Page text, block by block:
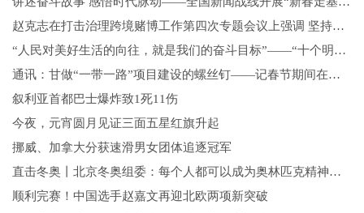
赵克志在打击治理跨境赌博工作第四次专题会议上强调 坚持重拳出击 注重标本兼治 不断将打击治理跨境赌博工作向纵深推进
“人民对美好生活的向往，就是我们的奋斗目标”——“十个明确”彰显马克思主义中国化新飞跃述评之三
通讯：甘做“一带一路”项目建设的螺丝钉——记春节期间在格鲁吉亚坚守岗位的中国铁路建设者
叙利亚首都巴士爆炸致1死11伤
今夜，元宵圆月见证三面五星红旗升起
挪威、加拿大分获速滑男女团体追逐冠军
直击冬奥丨北京冬奥组委：每个人都可以成为奥林匹克精神传播者
顺利完赛！中国选手赵嘉文再迎北欧两项新突破